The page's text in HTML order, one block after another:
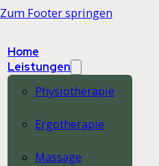
Zum Footer springen
Home
Leistungen
Physiotherapie
Ergotherapie
Massage